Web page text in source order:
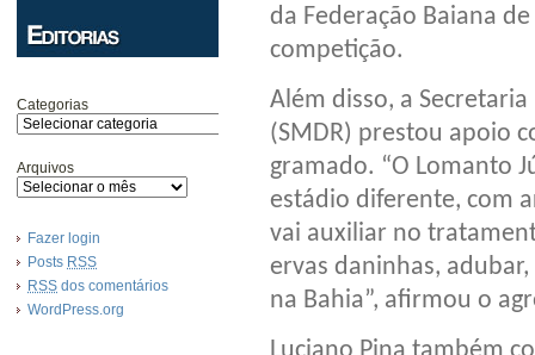
Categorias
Arquivos
Fazer login
Posts RSS
RSS dos comentários
WordPress.org
da Federação Baiana
competição.
Além disso, a
(SMDR) prestou apoio
gramado. “O Lomanto
estádio diferente, com
vai auxiliar no
ervas daninhas,
na Bahia”, afirmou o